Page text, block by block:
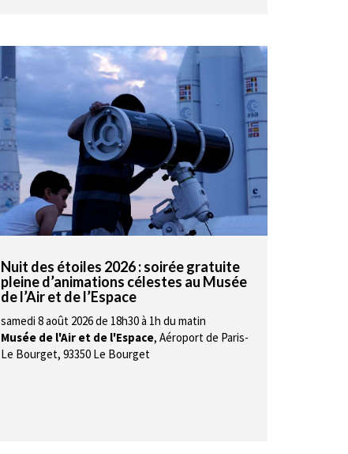
Nuit des étoiles 2026 : soirée gratuite
pleine d’animations célestes au Musée
de l’Air et de l’Espace
samedi 8 août 2026 de 18h30 à 1h du matin
Musée de l'Air et de l'Espace, Aéroport de Paris-
Le Bourget, 93350 Le Bourget